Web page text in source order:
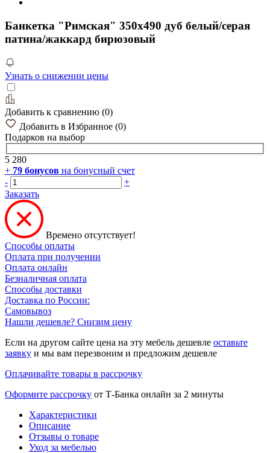
Банкетка "Римская" 350х490 дуб белый/серая
патина/жаккард бирюзовый
Узнать о снижении цены
Добавить к сравнению (0)
Добавить в Избранное (0)
Подарков на выбор
5 280
+ 79 бонусов на бонусный счет
-
+
Заказать
Времено отсутствует!
Способы оплаты
Оплата при получении
Оплата онлайн
Безналичная оплата
Способы доставки
Доставка по России:
Самовывоз
Нашли дешевле? Снизим цену
Если на другом сайте цена на эту мебель дешевле оставьте
заявку и мы вам перезвоним и предложим дешевле
Оплачивайте товары в рассрочку
Оформите рассрочку от Т-Банка онлайн за 2 минуты
Характеристики
Описание
Отзывы о товаре
Уход за мебелью